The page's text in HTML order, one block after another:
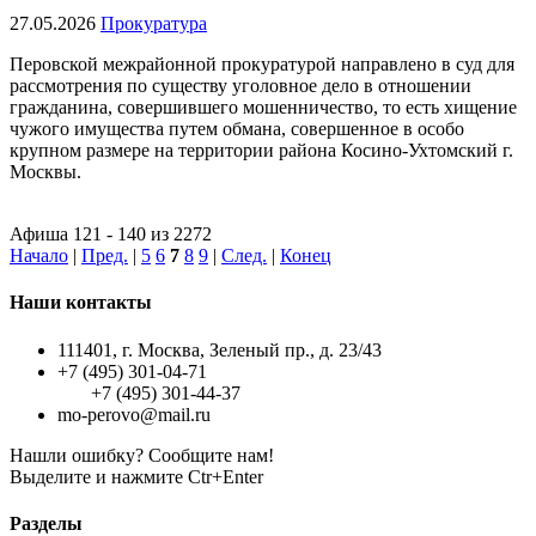
27.05.2026 Прокуратура
Перовской межрайонной прокуратурой направлено в суд для
рассмотрения по существу уголовное дело в отношении
гражданина, совершившего мошенничество, то есть хищение
чужого имущества путем обмана, совершенное в особо
крупном размере на территории района Косино-Ухтомский г.
Москвы.
Афиша 121 - 140 из 2272
Начало | Пред. | 5 6 7 8 9 | След. | Конец
Наши контакты
111401, г. Москва, Зеленый пр., д. 23/43
+7 (495) 301-04-71
+7 (495) 301-44-37
mo-perovo@mail.ru
Нашли ошибку? Сообщите нам!
Выделите и нажмите Ctr+Enter
Разделы